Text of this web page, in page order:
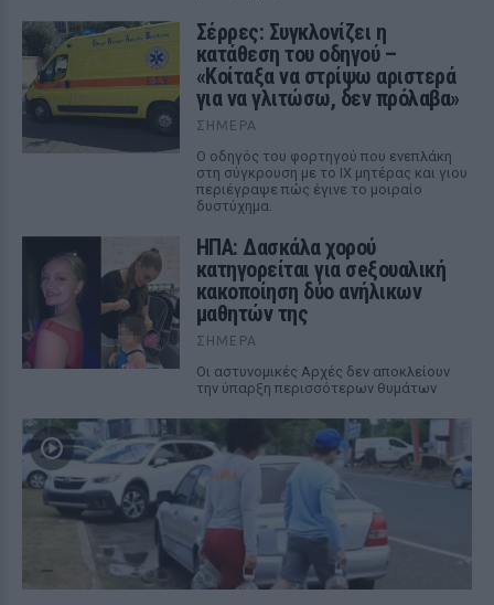
Σέρρες: Συγκλονίζει η
κατάθεση του οδηγού –
«Κοίταξα να στρίψω αριστερά
για να γλιτώσω, δεν πρόλαβα»
ΣΉΜΕΡΑ
Ο οδηγός του φορτηγού που ενεπλάκη
στη σύγκρουση με το ΙΧ μητέρας και γιου
περιέγραψε πώς έγινε το μοιραίο
δυστύχημα.
ΗΠΑ: Δασκάλα χορού
κατηγορείται για σeξουαλική
κακοποίηση δύο ανήλικων
μαθητών της
ΣΉΜΕΡΑ
Οι αστυνομικές Αρχές δεν αποκλείουν
την ύπαρξη περισσότερων θυμάτων